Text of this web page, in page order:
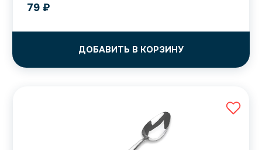
79 ₽
ДОБАВИТЬ В КОРЗИНУ